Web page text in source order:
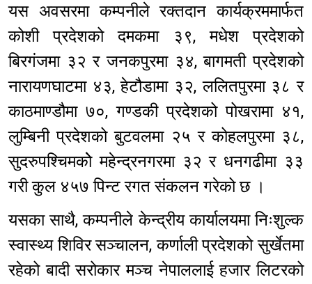
यस अवसरमा कम्पनीले रक्तदान कार्यक्रममार्फत
कोशी प्रदेशको दमकमा ३९, मधेश प्रदेशको
बिरगंजमा ३२ र जनकपुरमा ३४, बागमती प्रदेशको
नारायणघाटमा ४३, हेटौडामा ३२, ललितपुरमा ३८ र
काठमाण्डौमा ७०, गण्डकी प्रदेशको पोखरामा ४१,
लुम्बिनी प्रदेशको बुटवलमा २५ र कोहलपुरमा ३८,
सुदरुपश्चिमकोे महेन्द्रनगरमा ३२ र धनगढीमा ३३
गरी कुल ४५७ पिन्ट रगत संकलन गरेको छ ।
यसका साथै, कम्पनीले केन्द्रीय कार्यालयमा निःशुल्क
स्वास्थ्य शिविर सञ्चालन, कर्णाली प्रदेशको सुर्खेतमा
रहेको बादी सरोकार मञ्च नेपाललाई हजार लिटरको